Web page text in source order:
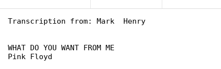
WHAT DO YOU WANT FROM ME
Pink Floyd